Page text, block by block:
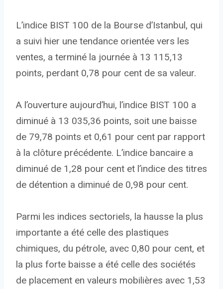
L’indice BIST 100 de la Bourse d’Istanbul, qui
a suivi hier une tendance orientée vers les
ventes, a terminé la journée à 13 115,13
points, perdant 0,78 pour cent de sa valeur.
A l’ouverture aujourd’hui, l’indice BIST 100 a
diminué à 13 035,36 points, soit une baisse
de 79,78 points et 0,61 pour cent par rapport
à la clôture précédente. L’indice bancaire a
diminué de 1,28 pour cent et l’indice des titres
de détention a diminué de 0,98 pour cent.
Parmi les indices sectoriels, la hausse la plus
importante a été celle des plastiques
chimiques, du pétrole, avec 0,80 pour cent, et
la plus forte baisse a été celle des sociétés
de placement en valeurs mobilières avec 1,53